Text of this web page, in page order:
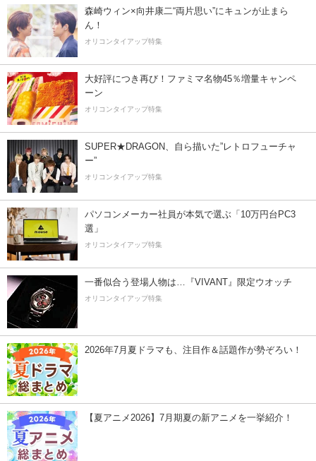
森崎ウィン×向井康二“両片思い”にキュンが止まら
ん！
オリコンタイアップ特集
大好評につき再び！ファミマ名物45％増量キャンペ
ーン
オリコンタイアップ特集
SUPER★DRAGON、自ら描いた”レトロフューチャ
ー”
オリコンタイアップ特集
パソコンメーカー社員が本気で選ぶ「10万円台PC3
選」
オリコンタイアップ特集
一番似合う登場人物は…『VIVANT』限定ウオッチ
オリコンタイアップ特集
2026年7月夏ドラマも、注目作＆話題作が勢ぞろい！
【夏アニメ2026】7月期夏の新アニメを一挙紹介！